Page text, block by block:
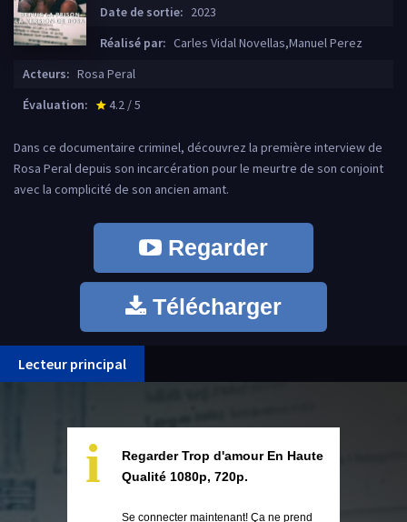
Date de sortie: 2023
Réalisé par: Carles Vidal Novellas,Manuel Perez
Acteurs: Rosa Peral
Évaluation:
star_rate
4.2 / 5
Dans ce documentaire criminel, découvrez la première interview de
Rosa Peral depuis son incarcération pour le meurtre de son conjoint
avec la complicité de son ancien amant.
Regarder
Télécharger
Lecteur principal
i
Regarder Trop d'amour En Haute
Qualité 1080p, 720p.
Se connecter maintenant! Ça ne prend